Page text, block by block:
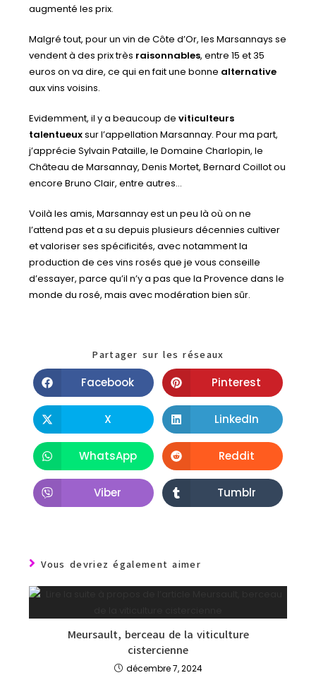
augmenté les prix.
Malgré tout, pour un vin de Côte d’Or, les Marsannays se
vendent à des prix très raisonnables, entre 15 et 35
euros on va dire, ce qui en fait une bonne alternative
aux vins voisins.
Evidemment, il y a beaucoup deviticulteurs
talentueuxsur l’appellation Marsannay. Pour ma part,
j’apprécie Sylvain Pataille, le Domaine Charlopin, le
Château de Marsannay, Denis Mortet, Bernard Coillot ou
encore Bruno Clair, entre autres…
Voilà les amis, Marsannay est un peu là où on ne
l’attend pas et a su depuis plusieurs décennies cultiver
et valoriser ses spécificités, avec notamment la
production de ces vins rosés que je vous conseille
d’essayer, parce qu’il n’y a pas que la Provence dans le
monde du rosé, mais avec modération bien sûr.
Partager sur les réseaux
Facebook Pinterest
X LinkedIn
WhatsApp Reddit
Viber Tumblr
Vous devriez également aimer
Meursault, berceau de la viticulture
cistercienne
décembre 7, 2024